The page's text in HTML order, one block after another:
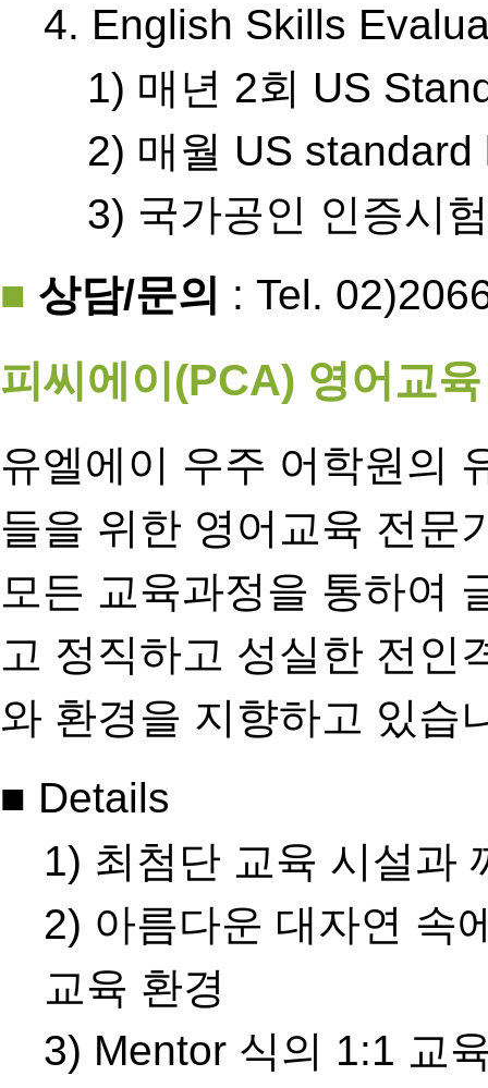
4. English Skills
1) 매년 2회 US
2) 매월 US
3) 국가공인 인증시
■ 상담/문의 : Tel.
피씨에이(PCA) 영어교
유엘에이 우주 어학원의
들을 위한 영어교육 전문
모든 교육과정을 통하여
고 정직하고 성실한 전인
와 환경을 지향하고 있습
■ Details
1) 최첨단 교육 시설과
2) 아름다운 대자연 속
교육 환경
3) Mentor 식의 1:1 교